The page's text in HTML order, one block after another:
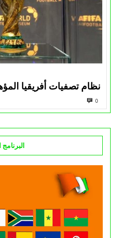
نظام تصفيات أفريقيا
0
البرنامج